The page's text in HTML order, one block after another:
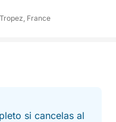
yate
de Saint-Tropez al
France
si cancelas al